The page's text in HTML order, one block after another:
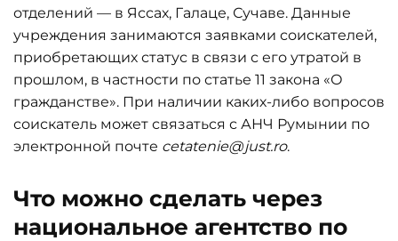
отделений — в Яссах, Галаце, Сучаве. Данные
учреждения занимаются заявками соискателей,
приобретающих статус в связи с его утратой в
прошлом, в частности по статье 11 закона «О
гражданстве». При наличии каких-либо вопросов
соискатель может связаться с АНЧ Румынии по
электронной почте cetatenie@just.ro.
Что можно сделать через
национальное агентство по